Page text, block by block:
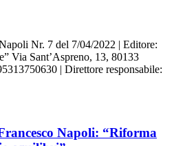
Nr. 7 del 7/04/2022 | Editore:
Via Sant’Aspreno, 13, 80133
| Direttore responsabile:
Napoli: “Riforma